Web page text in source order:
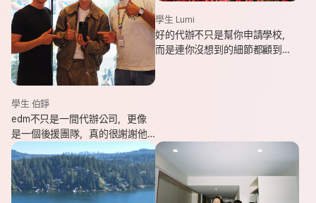
學生 伯錚
edm不只是一間代辦公司，更像
是一個後援團隊，真的很謝謝他
們的幫忙，讓我能安心出發，去
追逐我一直想完成的留遊學夢
想。
學生 Lumi
好的代辦不只是幫你申請學校，
而是連你沒想到的細節都顧到